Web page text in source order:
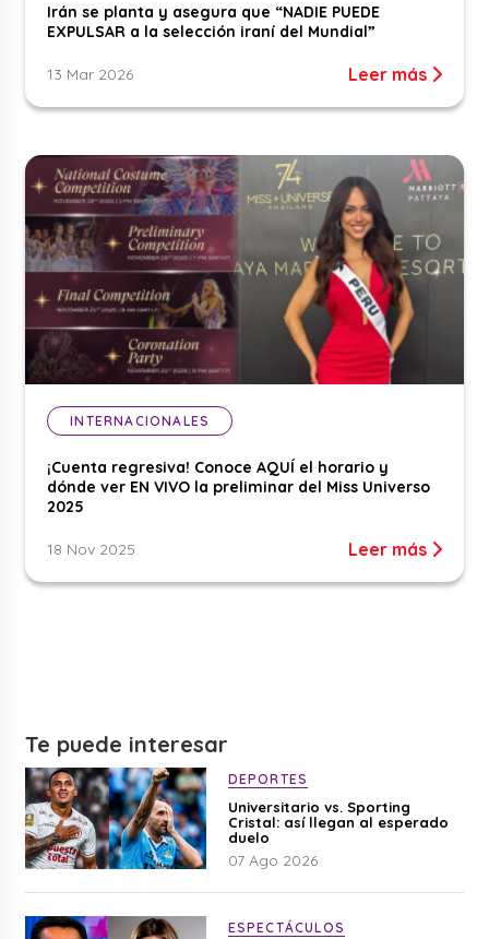
Irán se planta y asegura que “NADIE PUEDE
EXPULSAR a la selección iraní del Mundial”
13 Mar 2026 Leer más
INTERNACIONALES
¡Cuenta regresiva! Conoce AQUÍ el horario y
dónde ver EN VIVO la preliminar del Miss Universo
2025
18 Nov 2025 Leer más
Te puede interesar
DEPORTES
Universitario vs. Sporting
Cristal: así llegan al esperado
duelo
07 Ago 2026
ESPECTÁCULOS